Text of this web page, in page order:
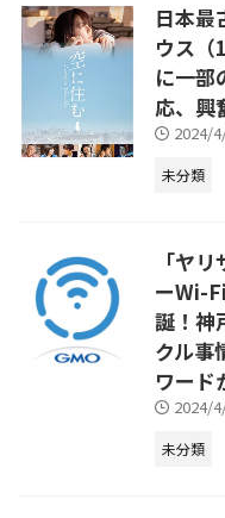
日本最
ウス（
に一部
応、興
2024/
未分類
「ヤ
ーWi-
誕！神
クル事
ワード
2024/
未分類